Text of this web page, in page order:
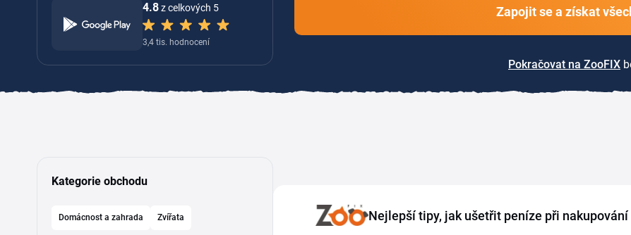
4.8z celkových 5
3,4 tis. hodnocení
Zapojit se a získat
Pokračovat na ZooFIX
Kategorie obchodu
Domácnost a zahrada Zvířata Nejlepší tipy, jak ušetřit peníze při nakupování